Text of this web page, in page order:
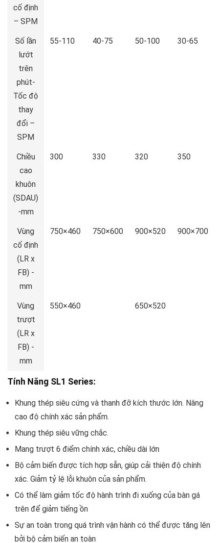
cố định
– SPM
Số lần
lướt
trên
phút-
Tốc độ
thay
đổi –
SPM
55-110 40-75 50-100 30-65
Chiều
cao
khuôn
(SDAU)
-mm
300 330 320 350
Vùng
cố định
(LR x
FB) -
mm
750×460 750×600 900×520 900×700
Vùng
trượt
(LR x
FB) -
mm
550×460 650×520
Tính Năng SL1 Series:
Khung thép siêu cứng và thanh đỡ kích thước lớn. Nâng
cao độ chính xác sản phẩm.
Khung thép siêu vững chắc.
Mang trượt 6 điểm chính xác, chiều dài lớn
Bộ cảm biến được tích hợp sẵn, giúp cải thiện độ chính
xác. Giảm tỷ lệ lỗi khuôn của sản phẩm.
Có thể làm giảm tốc độ hành trình đi xuống của bàn gá
trên để giảm tiếng ồn
Sự an toàn trong quá trình vận hành có thể được tăng lên
bởi bộ cảm biến an toàn